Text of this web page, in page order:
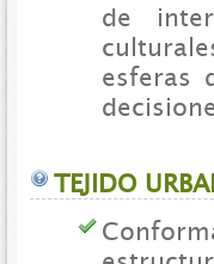
de
esferas
TEJIDO